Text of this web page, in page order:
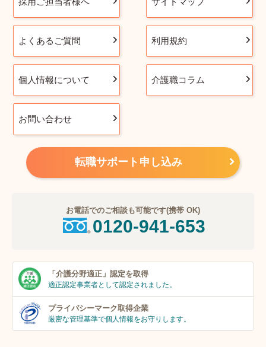
よくあるご質問 利用規約
個人情報について 介護職コラム
お問い合わせ
転職サポート申し込み
お電話でのご相談も可能です(携帯 OK)
0120-941-653
「介護分野適正」 認定を取得
適正認定事業者として認定されました。
プライバシーマーク取得企業
厳密な管理基準で個人情報をお守りします。